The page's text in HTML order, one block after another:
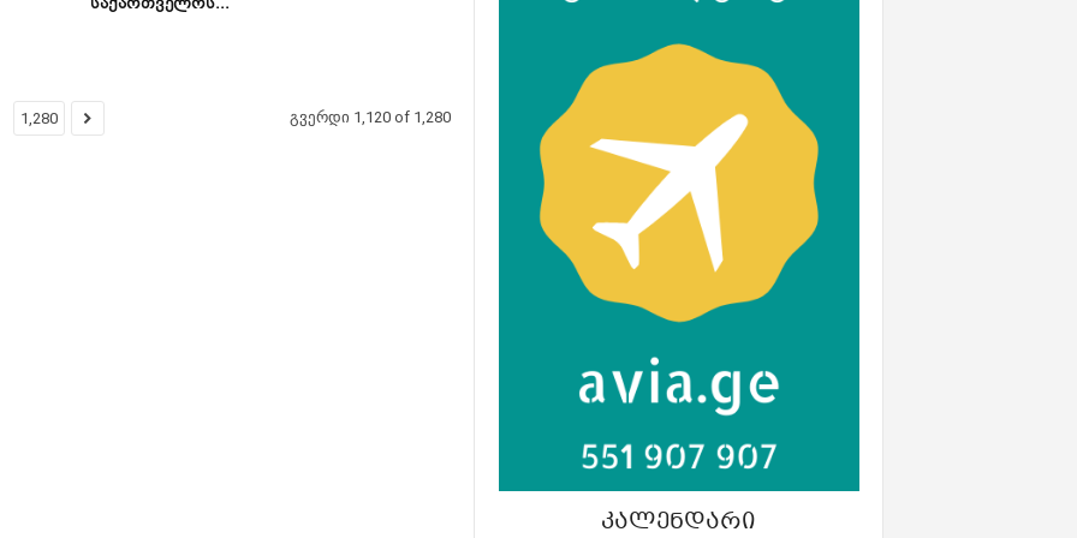
საქართველოს...
1,280 გვერდი 1,120 of 1,280
ᲙᲐᲚᲔᲜᲓᲐᲠᲘ